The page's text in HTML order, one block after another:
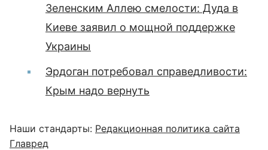
Зеленским Аллею смелости: Дуда в
Киеве заявил о мощной поддержке
Украины
Эрдоган потребовал справедливости:
Крым надо вернуть
Наши стандарты: Редакционная политика сайта
Главред